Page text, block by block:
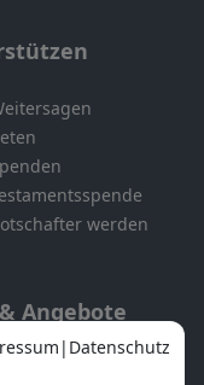
werden
Angebote